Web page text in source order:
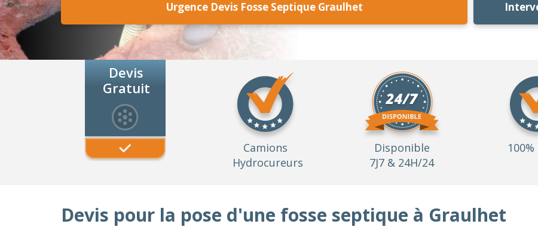
Urgence Devis Fosse Septique Graulhet
Devis
Gratuit
Camions
Hydrocureurs
Disponible
7J7 & 24H/24
Devis pour la pose d'une fosse septique à Graulhet